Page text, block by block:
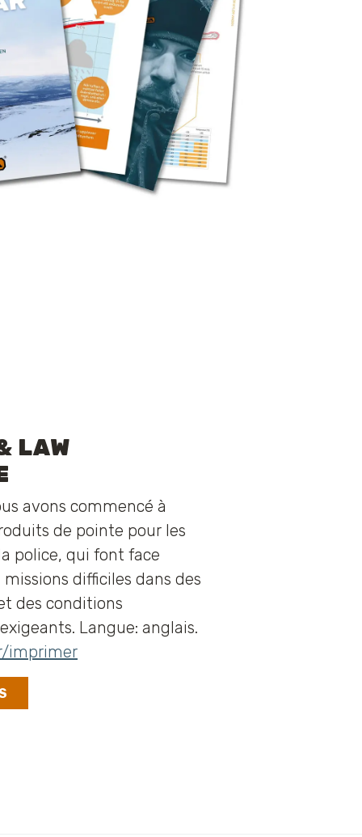
LAW
avons commencé à
de pointe pour les
police, qui font face
difficiles dans des
des conditions
Langue: anglais.
imprimer